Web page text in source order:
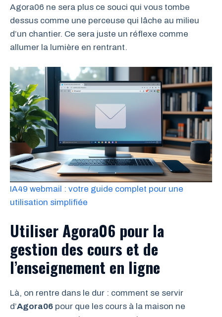
Agora06 ne sera plus ce souci qui vous tombe
dessus comme une perceuse qui lâche au milieu
d’un chantier. Ce sera juste un réflexe comme
allumer la lumière en rentrant.
IA49 webmail : votre guide complet pour une
utilisation simplifiée
Utiliser Agora06 pour la
gestion des cours et de
l’enseignement en ligne
Là, on rentre dans le dur : comment se servir
d’Agora06 pour que les cours à la maison ne